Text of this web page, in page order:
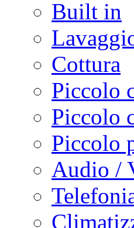
Built in
Cottura
Piccolo
Piccolo
Piccolo
Audio /